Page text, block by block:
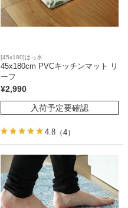
[45x180]はっ水
45x180cm PVCキッチンマット リ
ーフ
¥2,990
入荷予定要確認
4.8 （4）